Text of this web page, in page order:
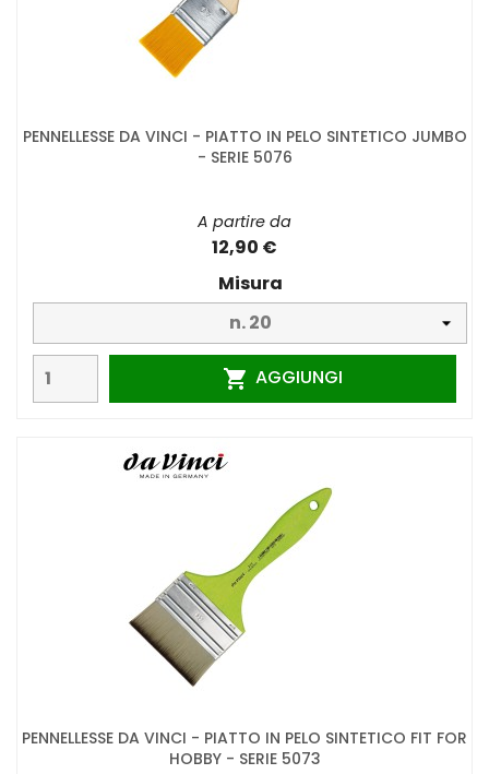
PENNELLESSE DA VINCI - PIATTO IN PELO SINTETICO JUMBO
- SERIE 5076
A partire da
12,90 €
Misura
 AGGIUNGI
PENNELLESSE DA VINCI - PIATTO IN PELO SINTETICO FIT FOR
HOBBY - SERIE 5073